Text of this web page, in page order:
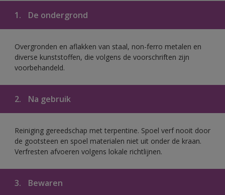
1. De ondergrond
Overgronden en aflakken van staal, non-ferro metalen en
diverse kunststoffen, die volgens de voorschriften zijn
voorbehandeld.
2. Na gebruik
Reiniging gereedschap met terpentine. Spoel verf nooit door
de gootsteen en spoel materialen niet uit onder de kraan.
Verfresten afvoeren volgens lokale richtlijnen.
3. Bewaren